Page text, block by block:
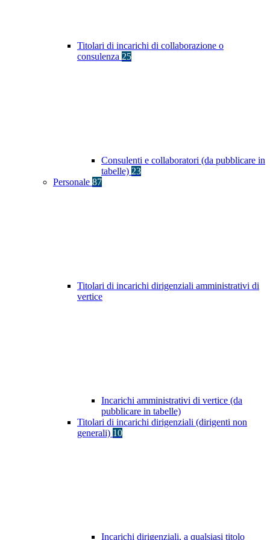
Titolari di incarichi di collaborazione o
consulenza 25
Consulenti e collaboratori (da pubblicare in
tabelle) 23
Personale 87
Titolari di incarichi dirigenziali amministrativi di
vertice
Incarichi amministrativi di vertice (da
pubblicare in tabelle)
Titolari di incarichi dirigenziali (dirigenti non
generali) 10
Incarichi dirigenziali, a qualsiasi titolo